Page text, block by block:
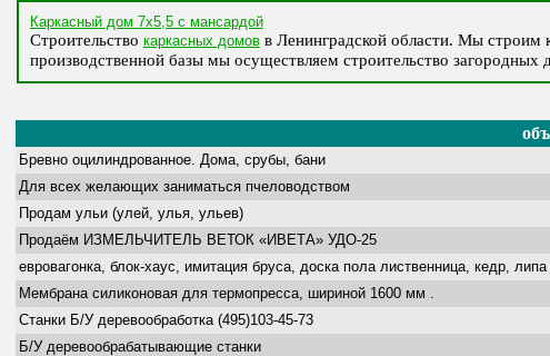
Каркасный дом 7х5,5 с мансардой
Строительство каркасных домовв Ленинградской области. Мы строим
производственной базы мы осуществляем строительство
Бревно оцилиндрованное. Дома, срубы, бани
Для всех желающих заниматься пчеловодством
Продам ульи (улей, улья, ульев)
Продаём ИЗМЕЛЬЧИТЕЛЬ ВЕТОК «ИВЕТА» УДО-25
евровагонка, блок-хаус, имитация бруса, доска пола лиственница, кедр, липа
Мембрана силиконовая для термопресса, шириной 1600 мм .
Станки Б/У деревообработка (495)103-45-73
Б/У деревообрабатывающие станки